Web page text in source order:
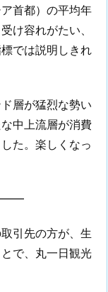
首都）の平均年
け容れがたい、
では説明しきれ
層が猛烈な勢い
中上流層が消費
た。楽しくなっ
引先の方が、生
で、丸一日観光